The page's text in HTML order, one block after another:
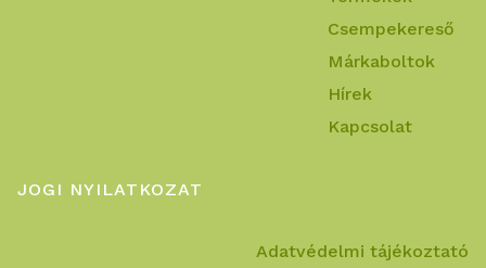
Csempekereső
Márkaboltok
Hírek
Kapcsolat
JOGI NYILATKOZAT
Adatvédelmi tájékoztató